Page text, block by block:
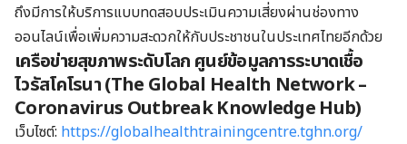
ถึงมีการให้บริการแบบทดสอบประเมินความเสี่ยงผ่านช่องทาง
ออนไลน์เพื่อเพิ่มความสะดวกให้กับประชาชนในประเทศไทยอีกด้วย
เครือข่ายสุขภาพระดับโลก ศูนย์ข้อมูลการระบาดเชื้อ
ไวรัสโคโรนา (The Global Health Network –
Coronavirus Outbreak Knowledge Hub)
เว็บไซต์: https://globalhealthtrainingcentre.tghn.org/